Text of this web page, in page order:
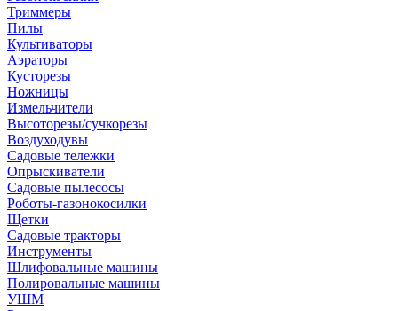
Триммеры
Пилы
Культиваторы
Аэраторы
Кусторезы
Ножницы
Измельчители
Высоторезы/сучкорезы
Воздуходувы
Садовые тележки
Опрыскиватели
Садовые пылесосы
Роботы-газонокосилки
Щетки
Садовые тракторы
Инструменты
Шлифовальные машины
Полировальные машины
УШМ